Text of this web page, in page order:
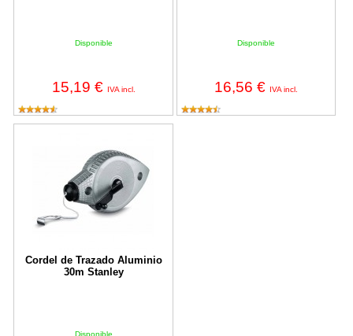
Disponible
15,19 € IVA incl.
Disponible
16,56 € IVA incl.
Cordel de Trazado Aluminio
30m Stanley
Disponible